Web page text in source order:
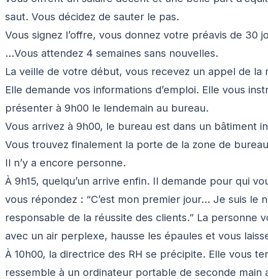
saut. Vous décidez de sauter le pas.
Vous signez l’offre, vous donnez votre préavis de 30
…Vous attendez 4 semaines sans nouvelles.
La veille de votre début, vous recevez un appel de la
Elle demande vos informations d’emploi. Elle vous
présenter à 9h00 le lendemain au bureau.
Vous arrivez à 9h00, le bureau est dans un bâtiment
Vous trouvez finalement la porte de la zone de
Il n’y a encore personne.
À 9h15, quelqu’un arrive enfin. Il demande pour qui
vous répondez : “C’est mon premier jour… Je suis le
responsable de la réussite des clients.” La personne
avec un air perplexe, hausse les épaules et vous
À 10h00, la directrice des RH se précipite. Elle vous
ressemble à un ordinateur portable de seconde main